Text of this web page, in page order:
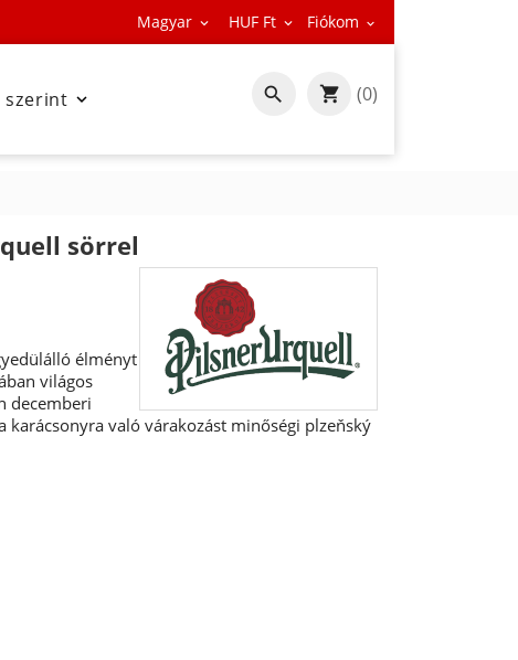
Magyar  HUF Ft  Fiókom 

szerint  (0)
sörrel
élményt
világos
decemberi
karácsonyra való várakozást minőségi plzeňský